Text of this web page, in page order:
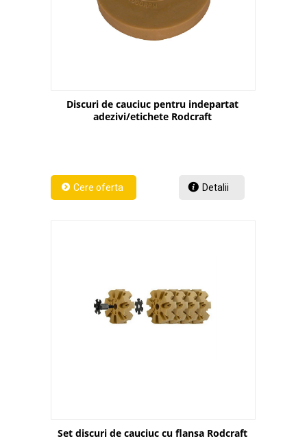
Discuri de cauciuc pentru indepartat
adezivi/etichete Rodcraft
Detalii
Set discuri de cauciuc cu flansa Rodcraft